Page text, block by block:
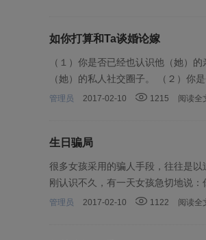
如你打算和Ta谈婚论嫁
（１）你是否已经也认识他（她）
（她）的私人社交圈子。 （２）你
管理员 2017-02-10 1215 阅读全
生日骗局
很多女孩采用的骗人手段，往往是
刚认识不久，有一天女孩急切地说
管理员 2017-02-10 1122 阅读全